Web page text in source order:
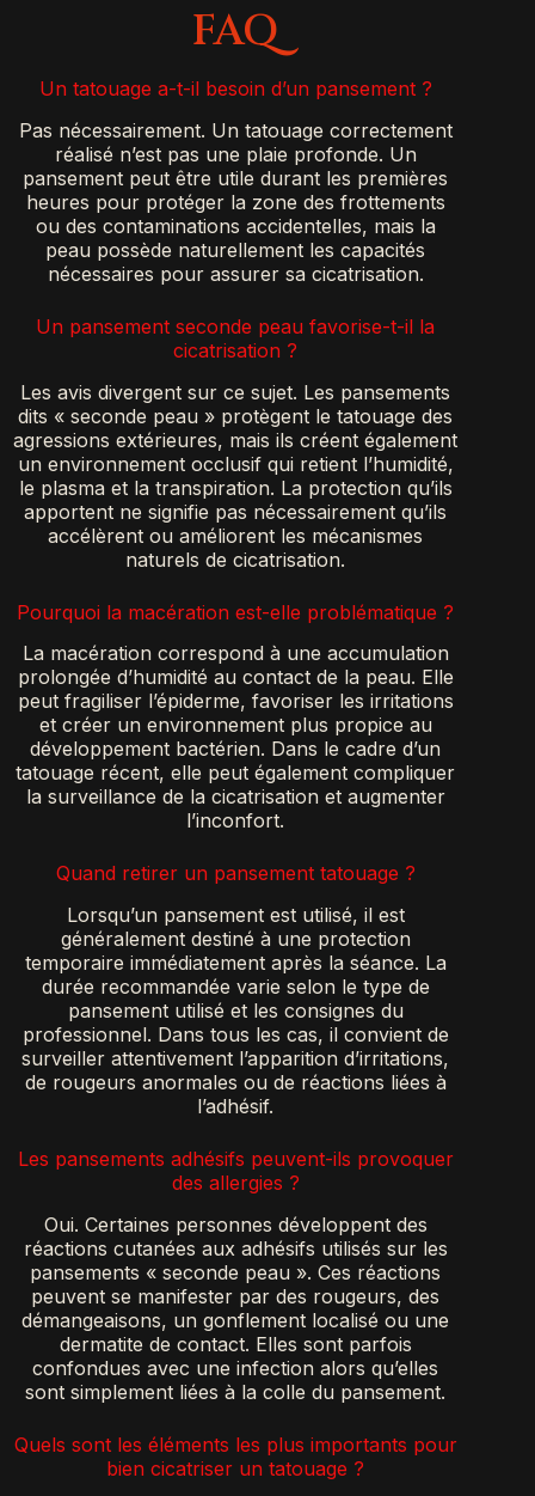
FAQ
Un tatouage a-t-il besoin d’un pansement ?
Pas nécessairement. Un tatouage correctement
réalisé n’est pas une plaie profonde. Un
pansement peut être utile durant les premières
heures pour protéger la zone des frottements
ou des contaminations accidentelles, mais la
peau possède naturellement les capacités
nécessaires pour assurer sa cicatrisation.
Un pansement seconde peau favorise-t-il la
cicatrisation ?
Les avis divergent sur ce sujet. Les pansements
dits « seconde peau » protègent le tatouage des
agressions extérieures, mais ils créent également
un environnement occlusif qui retient l’humidité,
le plasma et la transpiration. La protection qu’ils
apportent ne signifie pas nécessairement qu’ils
accélèrent ou améliorent les mécanismes
naturels de cicatrisation.
Pourquoi la macération est-elle problématique ?
La macération correspond à une accumulation
prolongée d’humidité au contact de la peau. Elle
peut fragiliser l’épiderme, favoriser les irritations
et créer un environnement plus propice au
développement bactérien. Dans le cadre d’un
tatouage récent, elle peut également compliquer
la surveillance de la cicatrisation et augmenter
l’inconfort.
Quand retirer un pansement tatouage ?
Lorsqu’un pansement est utilisé, il est
généralement destiné à une protection
temporaire immédiatement après la séance. La
durée recommandée varie selon le type de
pansement utilisé et les consignes du
professionnel. Dans tous les cas, il convient de
surveiller attentivement l’apparition d’irritations,
de rougeurs anormales ou de réactions liées à
l’adhésif.
Les pansements adhésifs peuvent-ils provoquer
des allergies ?
Oui. Certaines personnes développent des
réactions cutanées aux adhésifs utilisés sur les
pansements « seconde peau ». Ces réactions
peuvent se manifester par des rougeurs, des
démangeaisons, un gonflement localisé ou une
dermatite de contact. Elles sont parfois
confondues avec une infection alors qu’elles
sont simplement liées à la colle du pansement.
Quels sont les éléments les plus importants pour
bien cicatriser un tatouage ?